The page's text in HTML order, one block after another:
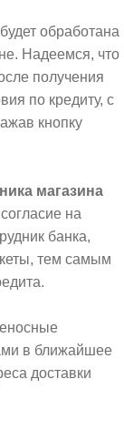
обработана
Надеемся, что
получения
по кредиту, с
кнопку
магазина
на
банка,
тем самым
в ближайшее
доставки